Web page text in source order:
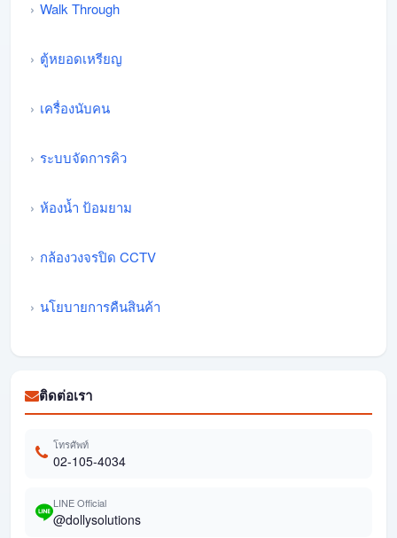
Walk Through
ตู้หยอดเหรียญ
เครื่องนับคน
ระบบจัดการคิว
ห้องน้ำ ป้อมยาม
กล้องวงจรปิด CCTV
นโยบายการคืนสินค้า
ติดต่อเรา
โทรศัพท์
02-105-4034
LINE Official
@dollysolutions